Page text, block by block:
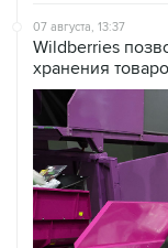
07 августа, 13:37
Wildberries
хранения